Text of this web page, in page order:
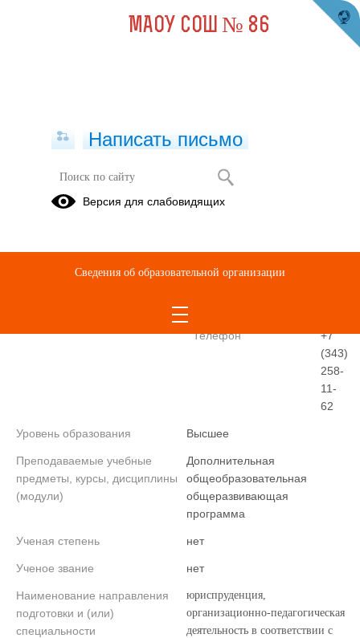
Педагог-организатор, Советник
директора по воспитанию и
Шамсина Анна
Телефон
+7
(343)
258-
11-
62
Уровень образования Высшее
Преподаваемые учебные
предметы, курсы, дисциплины
(модули)
Дополнительная
общеобразовательная
общеразвивающая
программа
Ученая степень нет
Ученое звание нет
Наименование направления
подготовки и (или)
специальности
юриспруденция,
организационно-педагогическая
деятельность в соответствии с
МАОУ СОШ № 86
Написать письмо
Версия для слабовидящих
Сведения об образовательной организации